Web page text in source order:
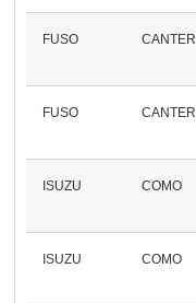
FUSO CANTER
FUSO CANTER
ISUZU COMO
ISUZU COMO